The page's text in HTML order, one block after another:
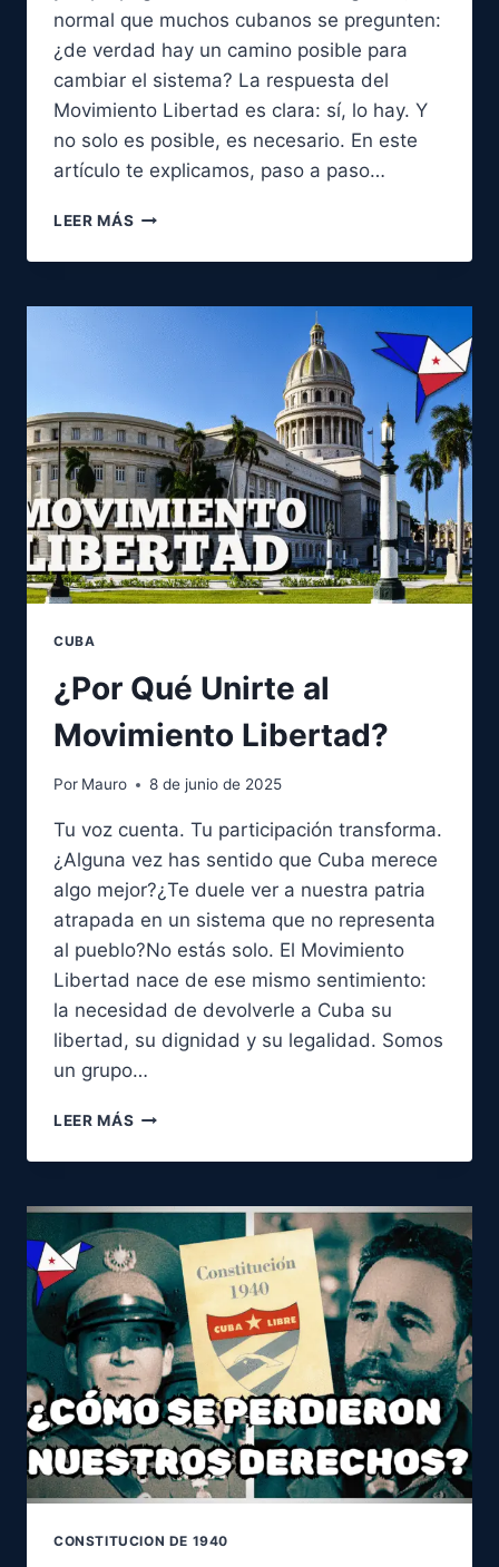
normal que muchos cubanos se pregunten:
¿de verdad hay un camino posible para
cambiar el sistema? La respuesta del
Movimiento Libertad es clara: sí, lo hay. Y
no solo es posible, es necesario. En este
artículo te explicamos, paso a paso…
LEER MÁS ¿ES
CAMBIAR
SISTEMA
AQUÍ
TE
EXPLICAMOS
CÓMO.
CUBA
¿Por Qué Unirte al
Movimiento Libertad?
Por Mauro 8 de junio de 2025
Tu voz cuenta. Tu participación transforma.
¿Alguna vez has sentido que Cuba merece
algo mejor?¿Te duele ver a nuestra patria
atrapada en un sistema que no representa
al pueblo?No estás solo. El Movimiento
Libertad nace de ese mismo sentimiento:
la necesidad de devolverle a Cuba su
libertad, su dignidad y su legalidad. Somos
un grupo…
LEER MÁS ¿POR
UNIRTE
MOVIMIENTO
LIBERTAD?
CONSTITUCION DE 1940